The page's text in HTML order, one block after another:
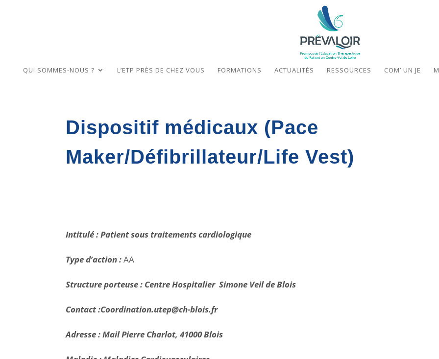
QUI SOMMES-NOUS ? L’ETP PRÈS DE CHEZ VOUS FORMATIONS ACTUALITÉS RESSOURCES COM’ UN JE
Dispositif médicaux (Pace
Maker/Défibrillateur/Life Vest)
Intitulé : Patient sous traitements cardiologique
Type d’action :AA
Structure porteuse : Centre Hospitalier Simone Veil de Blois
Contact :Coordination.utep@ch-blois.fr
Adresse : Mail Pierre Charlot, 41000 Blois